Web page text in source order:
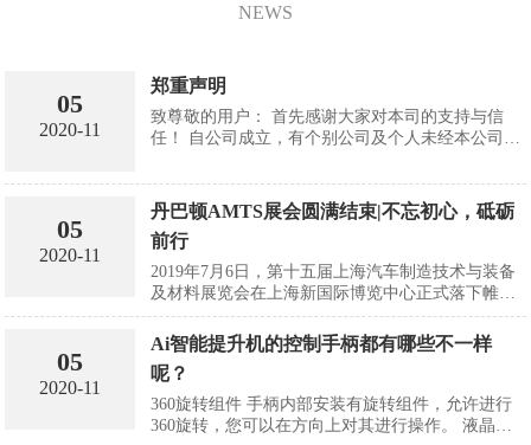
NEWS
05
2020-11
郑重声明
致尊敬的用户： 首先感谢大家对本司的支持与信
任！ 自公司成立，有个别公司及个人未经本公司授
传。 本司郑重声明其信息及各种虚...
05
2020-11
丹巴顿AMTS展会圆满结束|不忘初心，砥砺
前行
2019年7月6日，第十五届上海汽车制造技术与装备
及材料展览会在上海新国际博览中心正式落下帷
幕。此次展会，丹巴顿展示了公司旗下的折臂式智
能提升机，自立组合式智能提升机及三...
05
2020-11
Ai智能提升机的控制手柄都有哪些不一样
呢？
360旋转组件 手柄内部安装有旋转组件，允许进行
360旋转，您可以在方向上对其进行操作。 液晶显